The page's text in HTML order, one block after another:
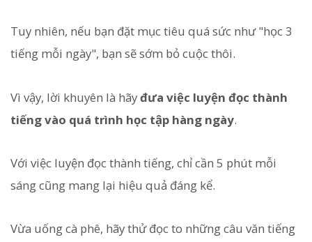
Tuy nhiên, nếu bạn đặt mục tiêu quá sức như "học 3
tiếng mỗi ngày", bạn sẽ sớm bỏ cuộc thôi.
Vì vậy, lời khuyên là hãyđưa việc luyện đọc thành
tiếng vào quá trình học tập hàng ngày.
Với việc luyện đọc thành tiếng, chỉ cần 5 phút mỗi
sáng cũng mang lại hiệu quả đáng kể.
Vừa uống cà phê, hãy thử đọc to những câu văn tiếng